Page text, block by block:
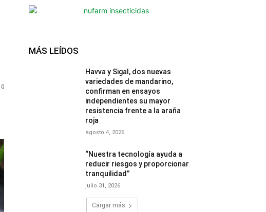
0
MÁS LEÍDOS
Havva y Sigal, dos nuevas
variedades de mandarino,
confirman en ensayos
independientes su mayor
resistencia frente a la araña
roja
agosto 4, 2026
“Nuestra tecnología ayuda a
reducir riesgos y proporcionar
tranquilidad”
julio 31, 2026
Cargar más